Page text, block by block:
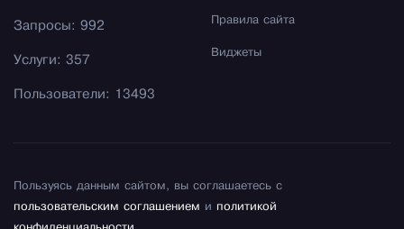
Правила сайта
Виджеты
Запросы: 992
Услуги: 357
Пользователи: 13493
Пользуясь данным сайтом, вы соглашаетесь с
пользовательским соглашением и политикой